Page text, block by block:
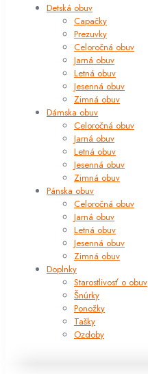
Detská obuv
Capačky
Prezuvky
Celoročná obuv
Jarná obuv
Letná obuv
Jesenná obuv
Zimná obuv
Dámska obuv
Celoročná obuv
Jarná obuv
Letná obuv
Jesenná obuv
Zimná obuv
Pánska obuv
Celoročná obuv
Jarná obuv
Letná obuv
Jesenná obuv
Zimná obuv
Doplnky
Starostlivosť o obuv
Šnúrky
Ponožky
Tašky
Ozdoby